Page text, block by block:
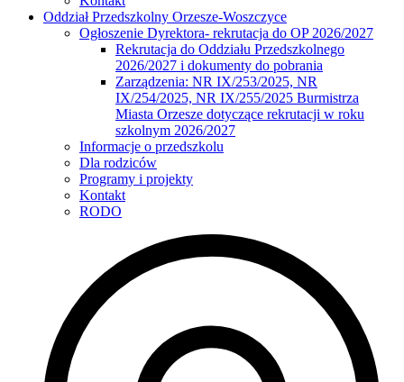
Oddział Przedszkolny Orzesze-Woszczyce
Ogłoszenie Dyrektora- rekrutacja do OP 2026/2027
Rekrutacja do Oddziału Przedszkolnego
2026/2027 i dokumenty do pobrania
Zarządzenia: NR IX/253/2025, NR
IX/254/2025, NR IX/255/2025 Burmistrza
Miasta Orzesze dotyczące rekrutacji w roku
szkolnym 2026/2027
Informacje o przedszkolu
Dla rodziców
Programy i projekty
Kontakt
RODO